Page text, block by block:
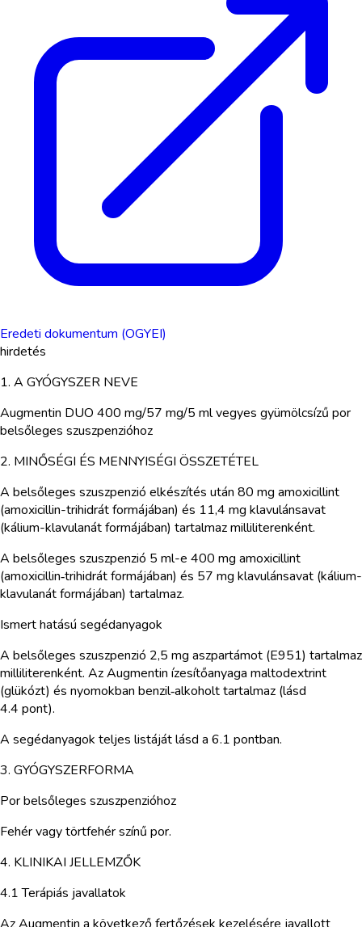
Eredeti dokumentum (OGYEI)
hirdetés
1. A GYÓGYSZER NEVE
Augmentin DUO 400 mg/57 mg/5 ml vegyes gyümölcsízű por
belsőleges szuszpenzióhoz
2. MINŐSÉGI ÉS MENNYISÉGI ÖSSZETÉTEL
A belsőleges szuszpenzió elkészítés után 80 mg amoxicillint
(amoxicillin-trihidrát formájában) és 11,4 mg klavulánsavat
(kálium-klavulanát formájában) tartalmaz milliliterenként.
A belsőleges szuszpenzió 5 ml-e 400 mg amoxicillint
(amoxicillin‑trihidrát formájában) és 57 mg klavulánsavat (kálium-
klavulanát formájában) tartalmaz.
Ismert hatású segédanyagok
A belsőleges szuszpenzió 2,5 mg aszpartámot (E951) tartalmaz
milliliterenként. Az Augmentin ízesítőanyaga maltodextrint
(glükózt) és nyomokban benzil‑alkoholt tartalmaz (lásd
4.4 pont).
A segédanyagok teljes listáját lásd a 6.1 pontban.
3. GYÓGYSZERFORMA
Por belsőleges szuszpenzióhoz
Fehér vagy törtfehér színű por.
4. KLINIKAI JELLEMZŐK
4.1 Terápiás javallatok
Az Augmentin a következő fertőzések kezelésére javallott